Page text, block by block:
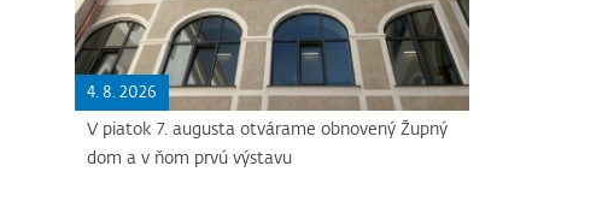
4. 8. 2026
V piatok 7. augusta otvárame obnovený Župný
dom a v ňom prvú výstavu